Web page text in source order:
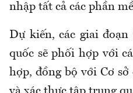
nhập tất cả các phần
Dự kiến, các giai
quốc sẽ phối hợp với
hợp, đồng bộ với Cơ